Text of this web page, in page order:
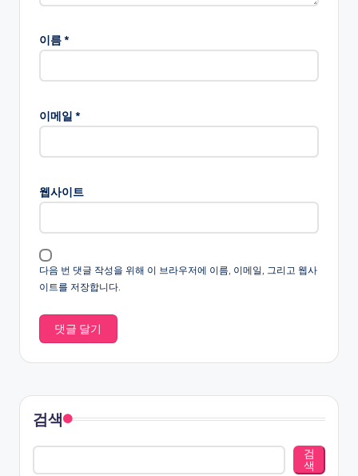
이름*
이메일 *
웹사이트
다음 번 댓글 작성을 위해 이 브라우저에 이름, 이메일, 그리고 웹사
이트를 저장합니다.
검색
검
색